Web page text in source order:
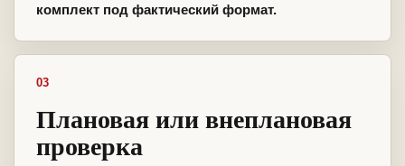
комплект под фактический формат.
03
Плановая или внеплановая
проверка